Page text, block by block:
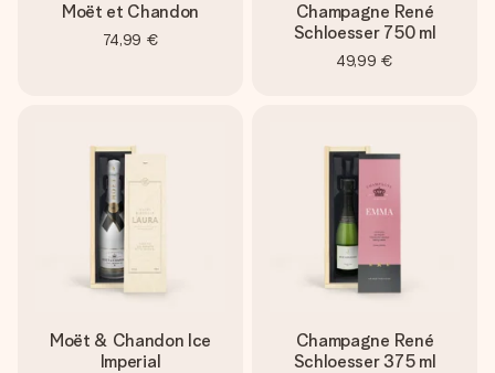
Moët et Chandon
74,99 €
Champagne René
Schloesser 750 ml
49,99 €
Moët & Chandon Ice
Imperial
Champagne René
Schloesser 375 ml